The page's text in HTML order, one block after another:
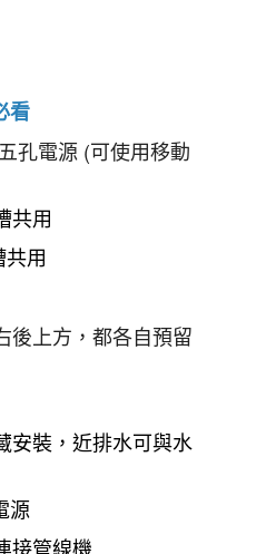
看
孔電源 (可使用移動
共用
用
後上方，都各自預留
安裝，近排水可與水
源
接管線機